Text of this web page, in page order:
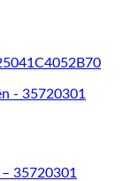
– 35720301